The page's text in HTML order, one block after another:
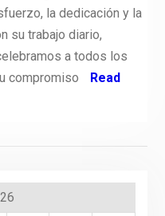
la dedicación y la
su trabajo diario,
a todos los
compromiso
Read